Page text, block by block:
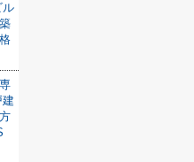
ル
建